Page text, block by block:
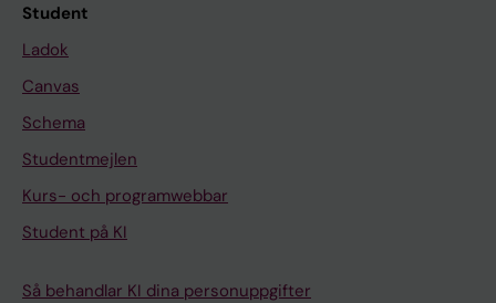
Student
Ladok
Canvas
Schema
Studentmejlen
Kurs- och programwebbar
Student på KI
Så behandlar KI dina personuppgifter